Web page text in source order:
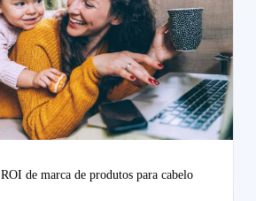
ROI de marca de produtos para cabelo